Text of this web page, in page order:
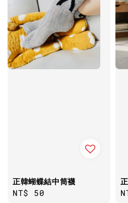
正韓蝴蝶結中筒襪
Regular
NT$ 50